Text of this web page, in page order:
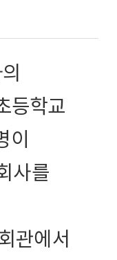
등학교
이
사를
관에서